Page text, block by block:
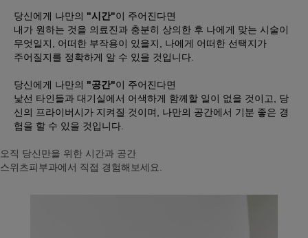
당신에게 나만의 "시간"이 주어진다면
내가 원하는 것을 의료진과 충분히 상의한 후 나에게 맞는 시술이
무엇일지, 어떠한 부작용이 있을지, 나에게 어떠한 선택지가
주어질지를 정확하게 알 수 있을 것입니다.
당신에게 나만의 "공간"이 주어진다면
낯선 타인들과 대기실에서 어색하게 함께할 일이 없을 것이고, 당
신의 프라이버시가 지켜질 것이며, 나만의 공간에서 기분 좋은 경
험을 할 수 있을 것입니다.
오직 당신만을 위한 시간과 공간
스위츠피부과에서 직접 경험해보세요.